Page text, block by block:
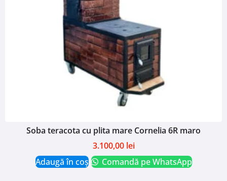
Soba teracota cu plita mare Cornelia 6R maro
3.100,00 lei
Adaugă în coș
Comandă pe WhatsApp